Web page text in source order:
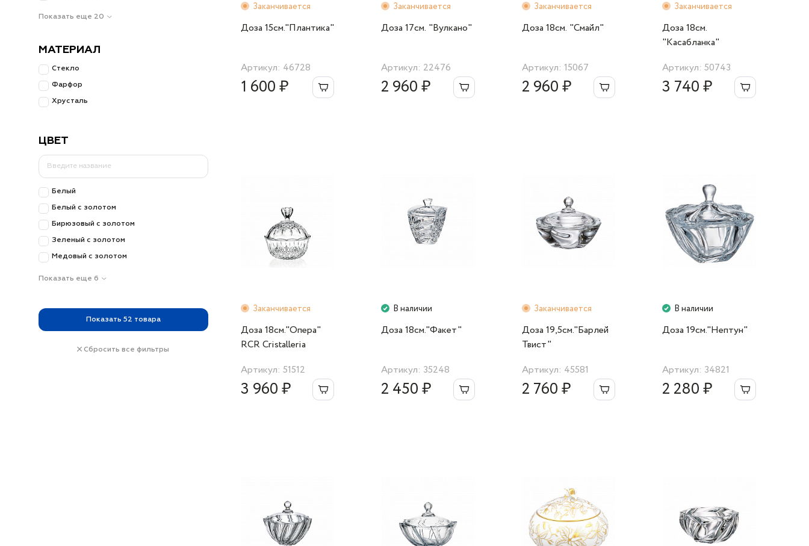
Показать еще 20
МАТЕРИАЛ
Стекло
Фарфор
Хрусталь
ЦВЕТ
Белый
Белый с золотом
Бирюзовый с золотом
Зеленый с золотом
Медовый с золотом
Показать еще 6
Показать 52 товара
Сбросить все фильтры
Заканчивается
Доза 15см."Плантика"
Артикул: 46728
1 600 ₽
Заканчивается
Доза 17см. "Вулкано"
Артикул: 22476
2 960 ₽
Заканчивается
Доза 18cм. "Смайл"
Артикул: 15067
2 960 ₽
Заканчивается
Доза 18см.
"Касабланка"
Артикул: 50743
3 740 ₽
Заканчивается
Доза 18см."Опера"
RCR Cristalleria
Артикул: 51512
3 960 ₽
В наличии
Доза 18см."Факет"
Артикул: 35248
2 450 ₽
Заканчивается
Доза 19,5см."Барлей
Твист"
Артикул: 45581
2 760 ₽
В наличии
Доза 19cм."Нептун"
Артикул: 34821
2 280 ₽